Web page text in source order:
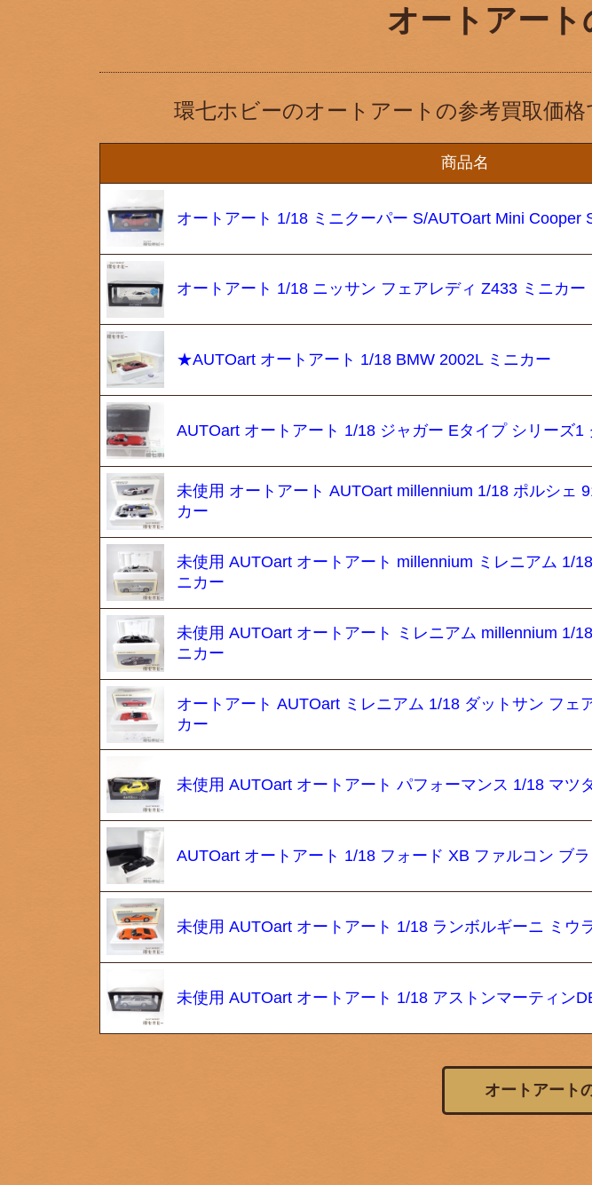
オートアー
環七ホビーのオートアートの参考買取価
商品名
オートアート 1/18 ミニクーパー S/AUTOart Mini Cooper
オートアート 1/18 ニッサン フェアレディ Z433 ミニカー
★AUTOart オートアート 1/18 BMW 2002L ミニカー
AUTOart オートアート 1/18 ジャガー Eタイプ シリーズ1
未使用 オートアート AUTOart millennium 1/18 ポルシェ
カー
未使用 AUTOart オートアート millennium ミレニアム 1/
ニカー
未使用 AUTOart オートアート ミレニアム millennium 1/
ニカー
オートアート AUTOart ミレニアム 1/18 ダットサン フェ
カー
未使用 AUTOart オートアート パフォーマンス 1/18 マツ
AUTOart オートアート 1/18 フォード XB ファルコン ブ
未使用 AUTOart オートアート 1/18 ランボルギーニ ミウ
未使用 AUTOart オートアート 1/18 アストンマーティン
オートアート